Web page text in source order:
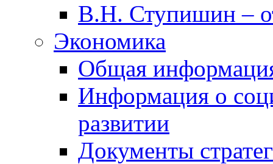
В.Н. Ступишин –
Экономика
Общая
Информация о
развитии
Документы